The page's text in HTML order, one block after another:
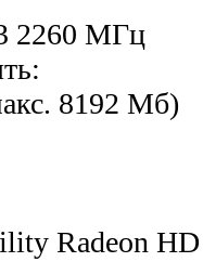
2260 МГц
8192 Мб)
Radeon HD